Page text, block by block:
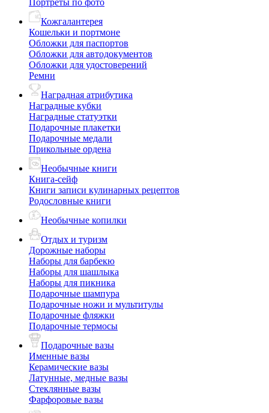
Портреты по фото
Кожгалантерея
Кошельки и портмоне
Обложки для паспортов
Обложки для автодокументов
Обложки для удостоверений
Ремни
Наградная атрибутика
Наградные кубки
Наградные статуэтки
Подарочные плакетки
Подарочные медали
Прикольные ордена
Необычные книги
Книга-сейф
Книги записи кулинарных рецептов
Родословные книги
Необычные копилки
Отдых и туризм
Дорожные наборы
Наборы для барбекю
Наборы для шашлыка
Наборы для пикника
Подарочные шампура
Подарочные ножи и мультитулы
Подарочные фляжки
Подарочные термосы
Подарочные вазы
Именные вазы
Керамические вазы
Латунные, медные вазы
Стеклянные вазы
Фарфоровые вазы